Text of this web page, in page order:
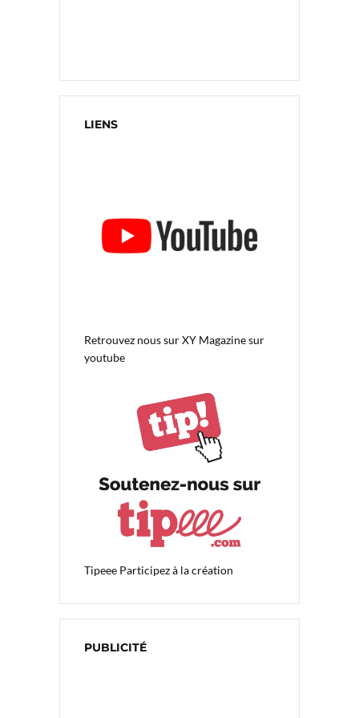
LIENS
Retrouvez nous surXY Magazine sur
youtube
Tipeee Participez à la création
PUBLICITÉ